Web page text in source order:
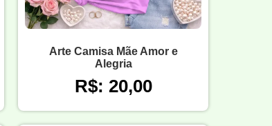
Arte Camisa Mãe Amor e
Alegria
R$: 20,00